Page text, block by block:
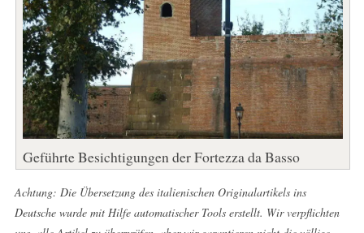
Geführte Besichtigungen der Fortezza da Basso
Achtung: Die Übersetzung des italienischen Originalartikels ins
Deutsche wurde mit Hilfe automatischer Tools erstellt. Wir verpflichten